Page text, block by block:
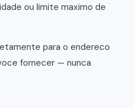
ou limite maximo de
para o endereco
fornecer — nunca